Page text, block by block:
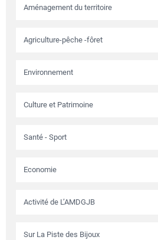
Aménagement du territoire
Agriculture-pêche -fôret
Environnement
Culture et Patrimoine
Santé - Sport
Economie
Activité de L’AMDGJB
Sur La Piste des Bijoux